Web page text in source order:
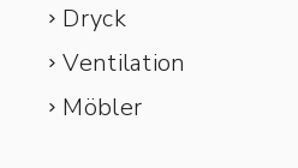
Dryck
Ventilation
Möbler